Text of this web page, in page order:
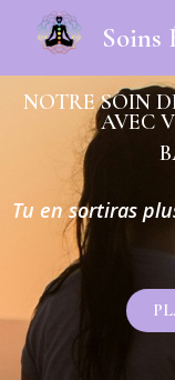
Soins
NOTRE SOIN
AVEC
Tu en sortiras